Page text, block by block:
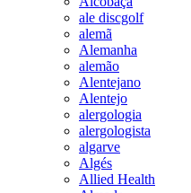
ale discgolf
alemã
Alemanha
alemão
Alentejano
Alentejo
alergologia
alergologista
algarve
Algés
Allied Health